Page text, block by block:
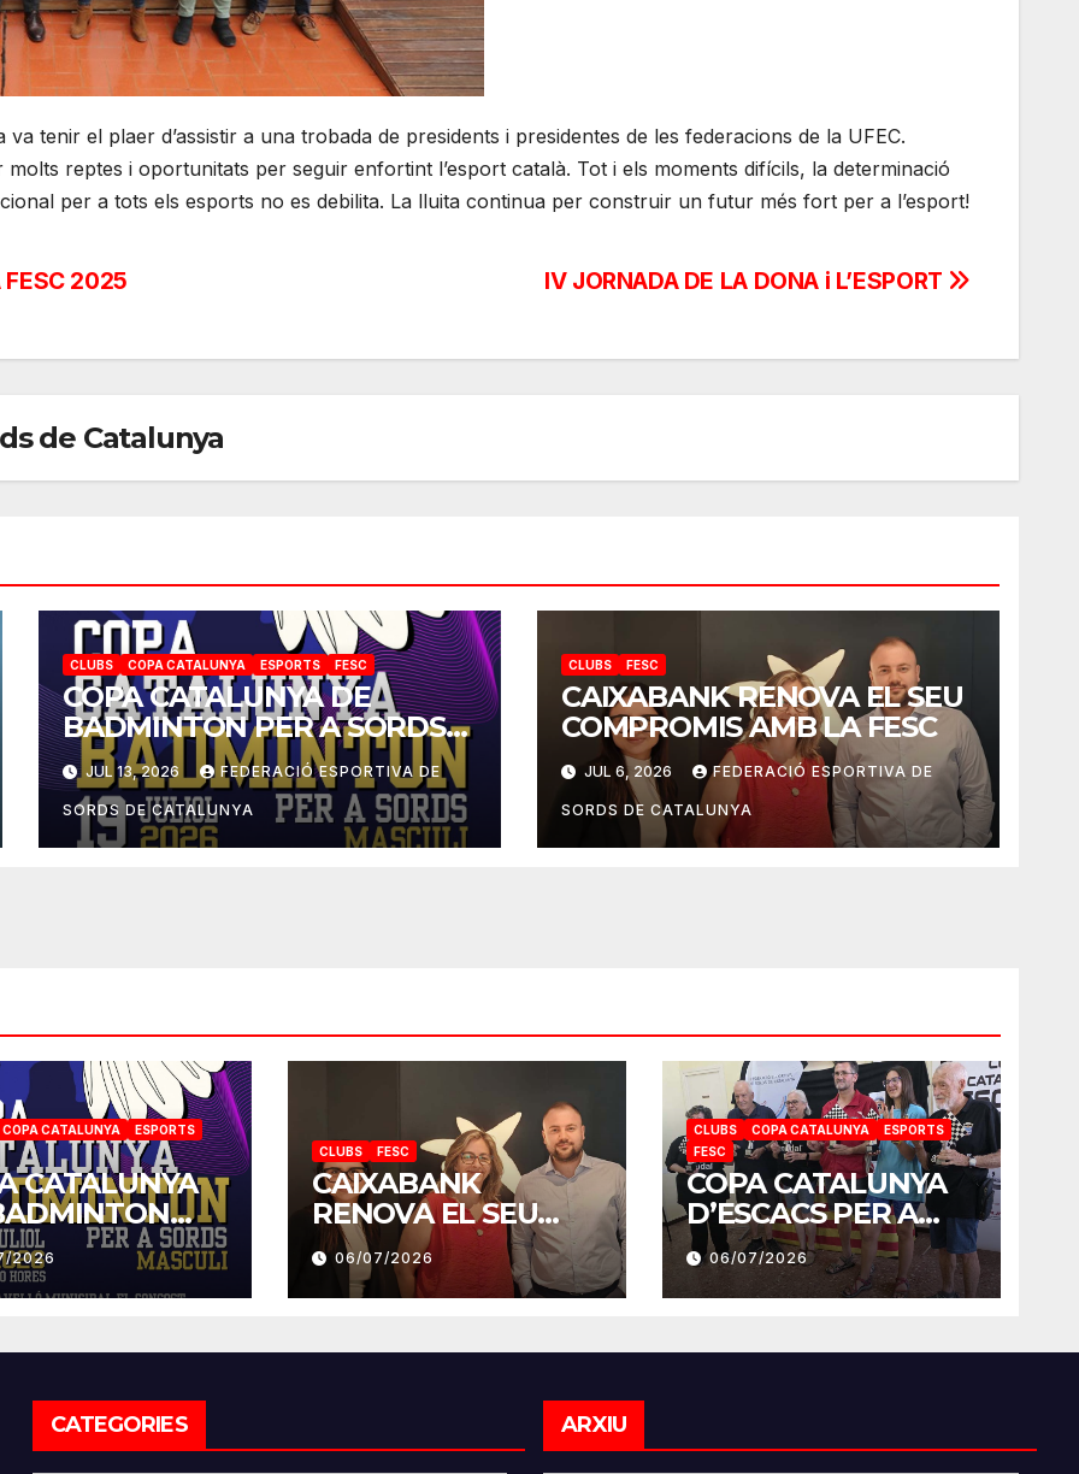
tenir el plaer d’assistir a una trobada de presidents i presidentes de les federacions de la UFEC.
reptes i oportunitats per seguir enfortint l’esport català. Tot i els moments difícils, la determinació
per a tots els esports no es debilita. La lluita continua per construir un futur més fort per a l’esport!
IV JORNADA DE LA DONA i L’ESPORT
FESC 2025
de Catalunya
CLUBS COPA CATALUNYA ESPORTS FESC
COPA CATALUNYA DE
BADMINTON PER A SORDS
2026
JUL 13, 2026 FEDERACIÓ ESPORTIVA DE
SORDS DE CATALUNYA
CLUBS FESC
CAIXABANK RENOVA EL SEU
COMPROMIS AMB LA FESC
JUL 6, 2026 FEDERACIÓ ESPORTIVA DE
SORDS DE CATALUNYA
COPA CATALUNYA
ESPORTS
CATALUNYA
SORDS 2026
2026
CLUBS FESC
CAIXABANK
RENOVA EL SEU
COMPROMIS AMB
LA FESC
06/07/2026
CLUBS COPA CATALUNYA
ESPORTS
FESC
COPA CATALUNYA
D’ESCACS PER A
SORDS 2026
06/07/2026
CATEGORIES ARXIU